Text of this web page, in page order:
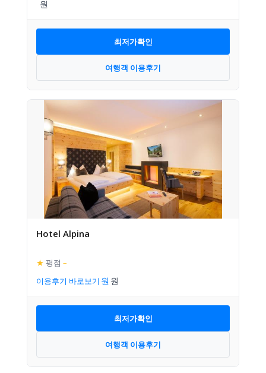
최저가확인
여행객 이용후기
Hotel Alpina
★ 평점 –
이용후기 바로보기
최저가확인
여행객 이용후기